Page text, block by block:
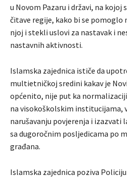
u Novom Pazaru i državi, na kojoj
čitave regije, kako bi se pomoglo
njoj i stekli uslovi za nastavak i
nastavnih aktivnosti.
Islamska zajednica ističe da
multietničkoj sredini kakav je
općenito, nije put ka
na visokoškolskim institucijama,
narušavanju povjerenja i izazvati
sa dugoročnim posljedicama po
građana.
Islamska zajednica poziva